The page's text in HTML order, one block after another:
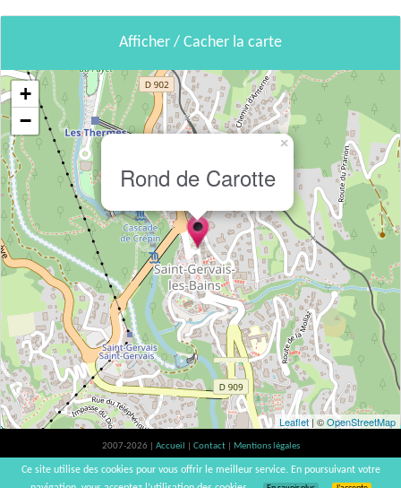
Afficher / Cacher la carte
Rond de Carotte
×
+
−
Leaflet| ©OpenStreetMap
2007-2026 | Accueil Contact
Mentions légales
L'abus d'alcool est dangereux pour la santé, à consommer avec modération. |
vinsnaturels | v3.12
Ce site utilise des cookies pour vous offrir le meilleur service. En poursuivant votre